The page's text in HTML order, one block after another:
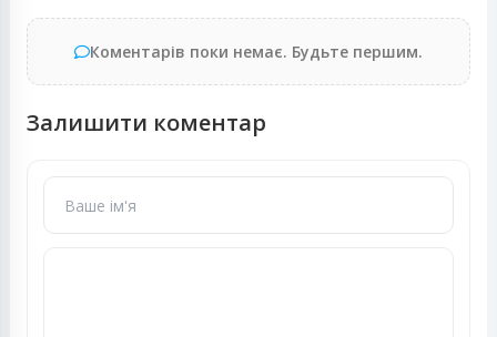
Коментарів поки немає. Будьте першим.
Залишити коментар